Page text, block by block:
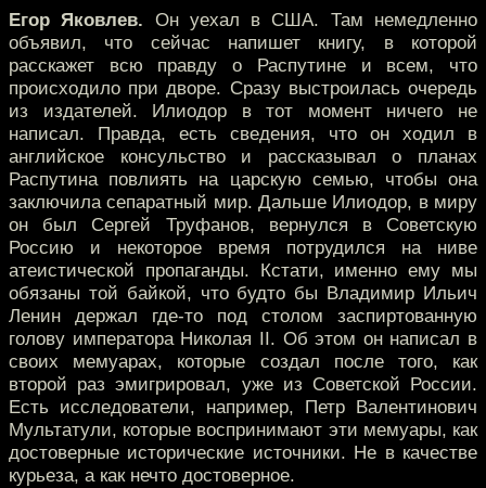
Егор Яковлев. Он уехал в США. Там немедленно
объявил, что сейчас напишет книгу, в которой
расскажет всю правду о Распутине и всем, что
происходило при дворе. Сразу выстроилась очередь
из издателей. Илиодор в тот момент ничего не
написал. Правда, есть сведения, что он ходил в
английское консульство и рассказывал о планах
Распутина повлиять на царскую семью, чтобы она
заключила сепаратный мир. Дальше Илиодор, в миру
он был Сергей Труфанов, вернулся в Советскую
Россию и некоторое время потрудился на ниве
атеистической пропаганды. Кстати, именно ему мы
обязаны той байкой, что будто бы Владимир Ильич
Ленин держал где-то под столом заспиртованную
голову императора Николая II. Об этом он написал в
своих мемуарах, которые создал после того, как
второй раз эмигрировал, уже из Советской России.
Есть исследователи, например, Петр Валентинович
Мультатули, которые воспринимают эти мемуары, как
достоверные исторические источники. Не в качестве
курьеза, а как нечто достоверное.